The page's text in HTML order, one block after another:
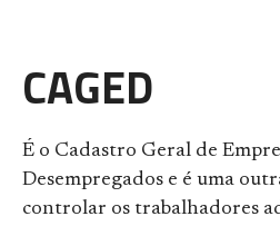
CAGED
É o Cadastro Geral de
Desempregados e é uma
controlar os trabalhadores